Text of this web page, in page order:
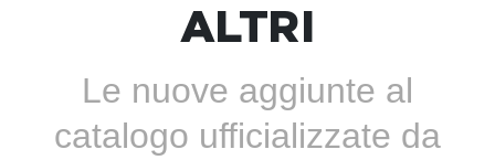
ALTRI
Le nuove aggiunte al
catalogo ufficializzate da